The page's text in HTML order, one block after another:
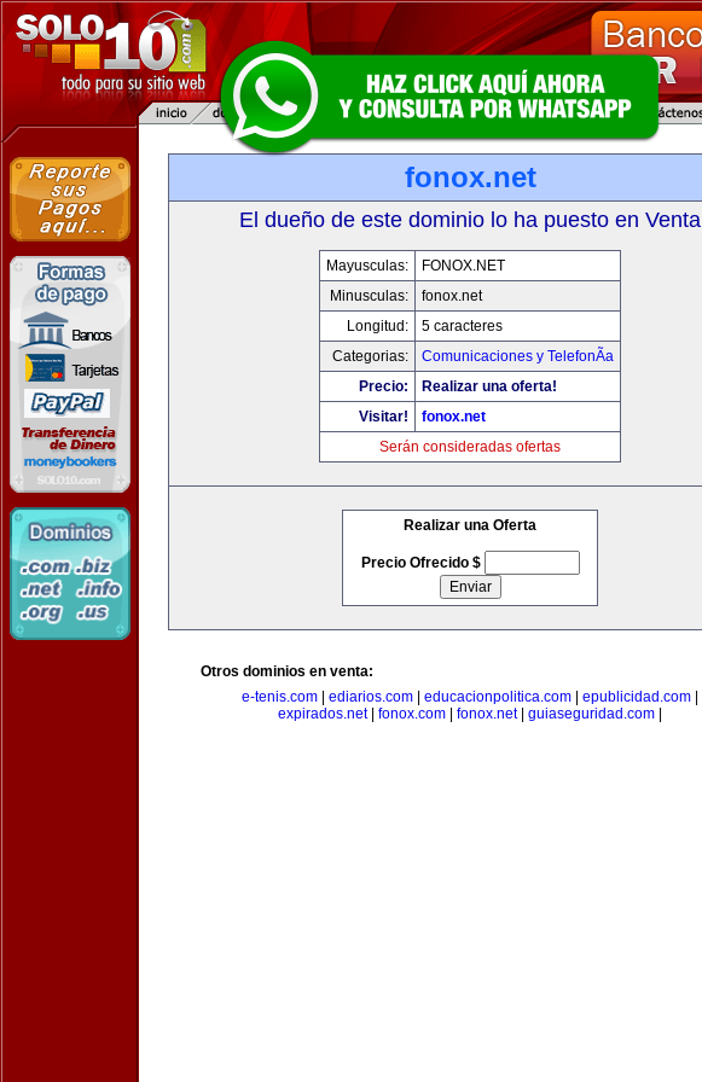
fonox.net
El dueño de este dominio lo ha puesto en Venta
Mayusculas:
FONOX.NET
Minusculas:
fonox.net
Longitud:
5 caracteres
Categorias:
Comunicaciones y TelefonÃ­a
Precio:
Realizar una oferta!
Visitar!
fonox.net
Serán consideradas ofertas
Realizar una Oferta
Precio Ofrecido $
Otros dominios en venta:
e-tenis.com
ediarios.com educacionpolitica.com epublicidad.com
expirados.net| fonox.com fonox.net| guiaseguridad.com